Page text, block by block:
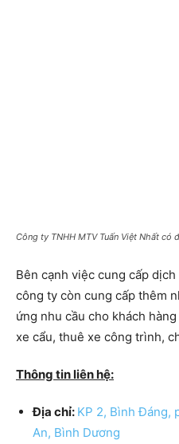
Công ty TNHH MTV Tuấn Việt Nhất có
Bên cạnh việc cung cấp
công ty còn cung cấp thêm
ứng nhu cầu cho khách
xe cẩu, thuê xe công trình,
Thông tin liên hệ:
Địa chỉ: KP 2, Bình Đáng,
An, Bình Dương